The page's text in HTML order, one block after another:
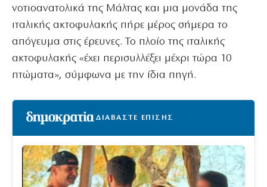
νοτιοανατολικά της Μάλτας και μια μονάδα της
ιταλικής ακτοφυλακής πήρε μέρος σήμερα το
απόγευμα στις έρευνες. Το πλοίο της ιταλικής
ακτοφυλακής «έχει περισυλλέξει μέχρι τώρα 10
πτώματα», σύμφωνα με την ίδια πηγή.
ΔΙΑΒΑΣΤΕ ΕΠΙΣΗΣ